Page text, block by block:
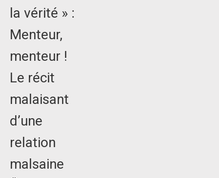
la vérité » :
Menteur,
menteur !
Le récit
malaisant
d’une
relation
malsaine